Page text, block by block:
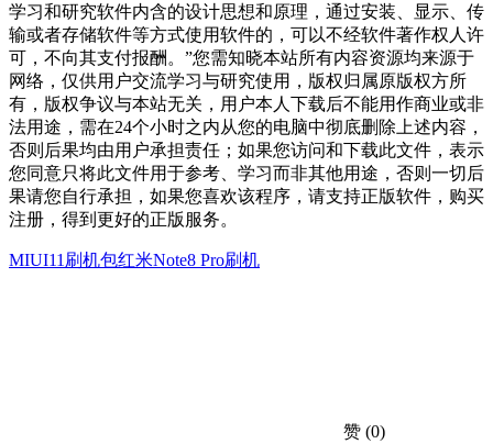
学习和研究软件内含的设计思想和原理，通过安装、显示、传
输或者存储软件等方式使用软件的，可以不经软件著作权人许
可，不向其支付报酬。”您需知晓本站所有内容资源均来源于
网络，仅供用户交流学习与研究使用，版权归属原版权方所
有，版权争议与本站无关，用户本人下载后不能用作商业或非
法用途，需在24个小时之内从您的电脑中彻底删除上述内容，
否则后果均由用户承担责任；如果您访问和下载此文件，表示
您同意只将此文件用于参考、学习而非其他用途，否则一切后
果请您自行承担，如果您喜欢该程序，请支持正版软件，购买
注册，得到更好的正版服务。
MIUI11刷机包红米Note8 Pro刷机
赞 (0)